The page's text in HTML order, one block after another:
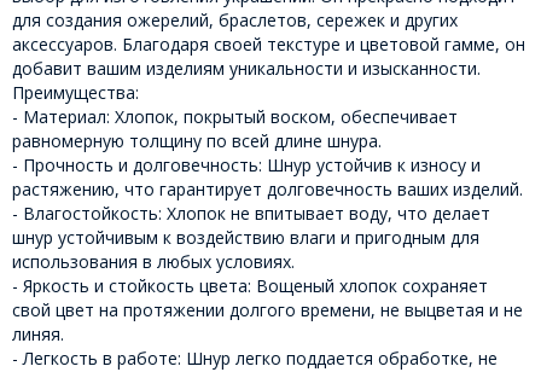
для создания ожерелий, браслетов, сережек и других
аксессуаров. Благодаря своей текстуре и цветовой гамме, он
добавит вашим изделиям уникальности и изысканности.
Преимущества:
- Материал: Хлопок, покрытый воском, обеспечивает
равномерную толщину по всей длине шнура.
- Прочность и долговечность: Шнур устойчив к износу и
растяжению, что гарантирует долговечность ваших изделий.
- Влагостойкость: Хлопок не впитывает воду, что делает
шнур устойчивым к воздействию влаги и пригодным для
использования в любых условиях.
- Яркость и стойкость цвета: Вощеный хлопок сохраняет
свой цвет на протяжении долгого времени, не выцветая и не
линяя.
- Легкость в работе: Шнур легко поддается обработке, не